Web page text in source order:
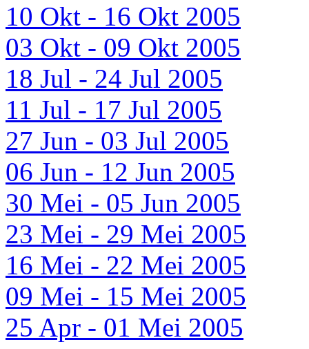
10 Okt - 16 Okt 2005
03 Okt - 09 Okt 2005
18 Jul - 24 Jul 2005
11 Jul - 17 Jul 2005
27 Jun - 03 Jul 2005
06 Jun - 12 Jun 2005
30 Mei - 05 Jun 2005
23 Mei - 29 Mei 2005
16 Mei - 22 Mei 2005
09 Mei - 15 Mei 2005
25 Apr - 01 Mei 2005